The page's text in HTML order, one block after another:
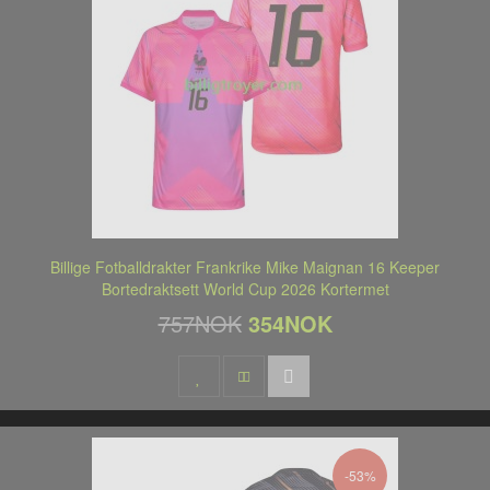
Billige Fotballdrakter Frankrike Mike Maignan 16 Keeper
Bortedraktsett World Cup 2026 Kortermet
757NOK 354NOK
-53%